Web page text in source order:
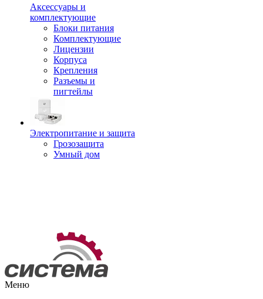
Аксессуары и
комплектующие
Блоки питания
Комплектующие
Лицензии
Корпуса
Крепления
Разъемы и
пигтейлы
Электропитание и защита
Грозозащита
Умный дом
Меню